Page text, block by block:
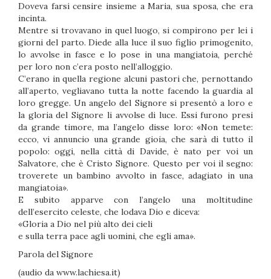
Doveva farsi censire insieme a Maria, sua sposa, che era
incinta.
Mentre si trovavano in quel luogo, si compirono per lei i
giorni del parto. Diede alla luce il suo figlio primogenito,
lo avvolse in fasce e lo pose in una mangiatoia, perché
per loro non c’era posto nell’alloggio.
C’erano in quella regione alcuni pastori che, pernottando
all’aperto, vegliavano tutta la notte facendo la guardia al
loro gregge. Un angelo del Signore si presentò a loro e
la gloria del Signore li avvolse di luce. Essi furono presi
da grande timore, ma l’angelo disse loro: «Non temete:
ecco, vi annuncio una grande gioia, che sarà di tutto il
popolo: oggi, nella città di Davide, è nato per voi un
Salvatore, che è Cristo Signore. Questo per voi il segno:
troverete un bambino avvolto in fasce, adagiato in una
mangiatoia».
E subito apparve con l’angelo una moltitudine
dell’esercito celeste, che lodava Dio e diceva:
«Gloria a Dio nel più alto dei cieli
e sulla terra pace agli uomini, che egli ama».
Parola del Signore
(audio da www.lachiesa.it)